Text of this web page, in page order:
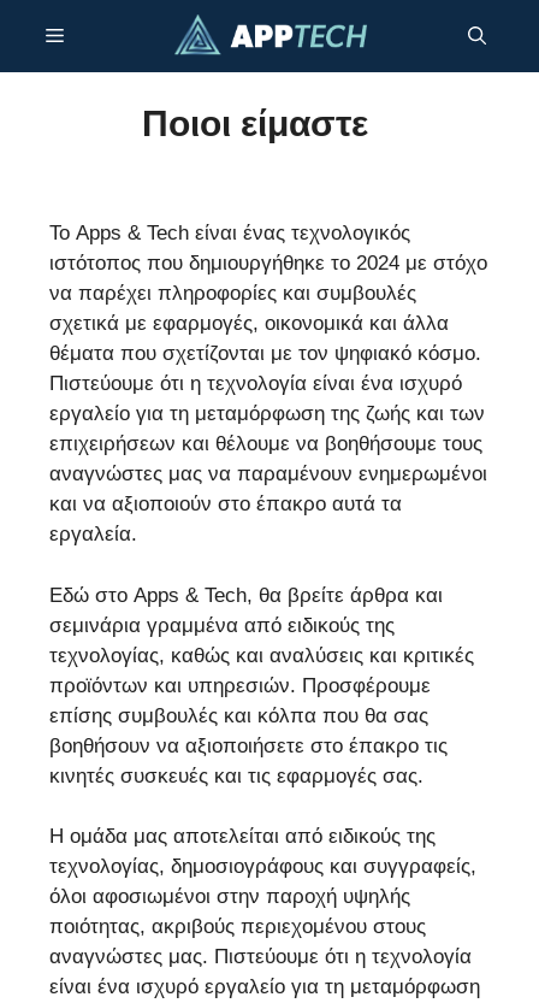
περιεχόμενο
Μενού
Ποιοι είμαστε
Το Apps & Tech είναι ένας τεχνολογικός
ιστότοπος που δημιουργήθηκε το 2024 με στόχο
να παρέχει πληροφορίες και συμβουλές
σχετικά με εφαρμογές, οικονομικά και άλλα
θέματα που σχετίζονται με τον ψηφιακό κόσμο.
Πιστεύουμε ότι η τεχνολογία είναι ένα ισχυρό
εργαλείο για τη μεταμόρφωση της ζωής και των
επιχειρήσεων και θέλουμε να βοηθήσουμε τους
αναγνώστες μας να παραμένουν ενημερωμένοι
και να αξιοποιούν στο έπακρο αυτά τα
εργαλεία.
Εδώ στο Apps & Tech, θα βρείτε άρθρα και
σεμινάρια γραμμένα από ειδικούς της
τεχνολογίας, καθώς και αναλύσεις και κριτικές
προϊόντων και υπηρεσιών. Προσφέρουμε
επίσης συμβουλές και κόλπα που θα σας
βοηθήσουν να αξιοποιήσετε στο έπακρο τις
κινητές συσκευές και τις εφαρμογές σας.
Η ομάδα μας αποτελείται από ειδικούς της
τεχνολογίας, δημοσιογράφους και συγγραφείς,
όλοι αφοσιωμένοι στην παροχή υψηλής
ποιότητας, ακριβούς περιεχομένου στους
αναγνώστες μας. Πιστεύουμε ότι η τεχνολογία
είναι ένα ισχυρό εργαλείο για τη μεταμόρφωση